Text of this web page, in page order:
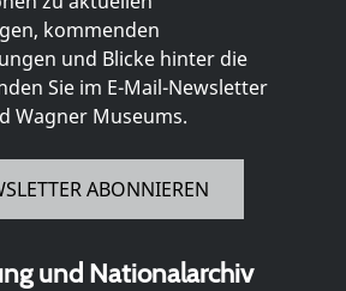
kommenden
und Blicke hinter die
Sie im E-Mail-Newsletter
Wagner Museums.
ABONNIEREN
und Nationalarchiv